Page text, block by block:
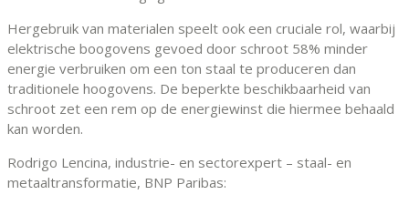
Hergebruik van materialen speelt ook een cruciale rol, waarbij
elektrische boogovens gevoed door schroot 58% minder
energie verbruiken om een ton staal te produceren dan
traditionele hoogovens. De beperkte beschikbaarheid van
schroot zet een rem op de energiewinst die hiermee behaald
kan worden.
Rodrigo Lencina, industrie- en sectorexpert – staal- en
metaaltransformatie, BNP Paribas: